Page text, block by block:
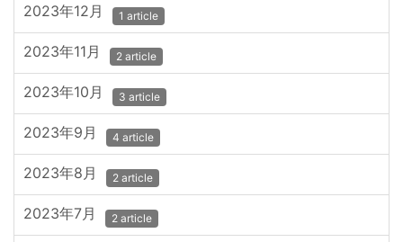
2023年12月 1 article
2023年11月 2 article
2023年10月 3 article
2023年9月 4 article
2023年8月 2 article
2023年7月 2 article